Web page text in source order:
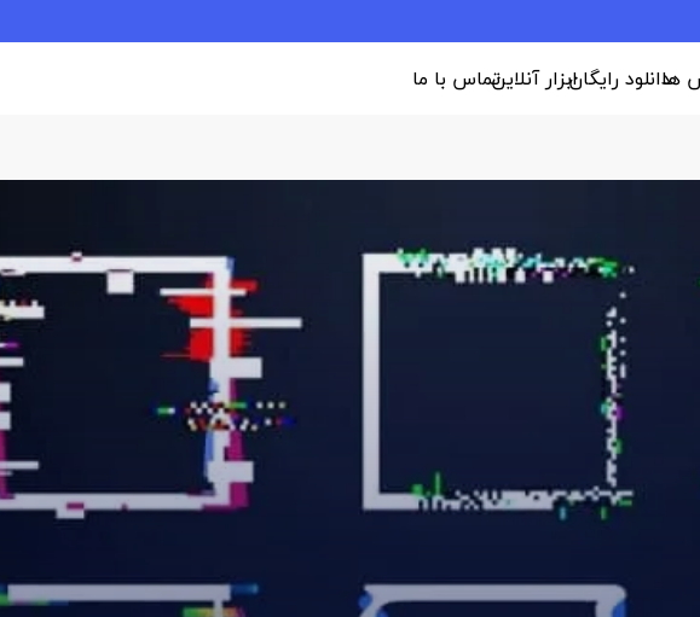
هادانلود رایگانابزار آنلاینتماس با ما